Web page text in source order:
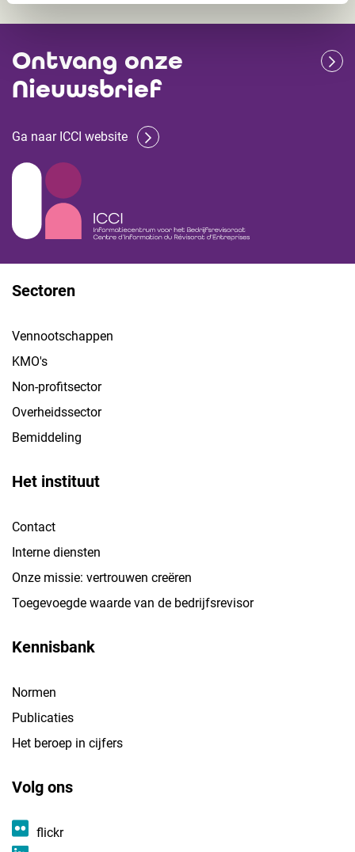
Ontvang onze
Nieuwsbrief
Ga naar ICCI website
Sectoren
Vennootschappen
KMO's
Non-profitsector
Overheidssector
Bemiddeling
Het instituut
Contact
Interne diensten
Onze missie: vertrouwen creëren
Toegevoegde waarde van de bedrijfsrevisor
Kennisbank
Normen
Publicaties
Het beroep in cijfers
Volg ons
flickr